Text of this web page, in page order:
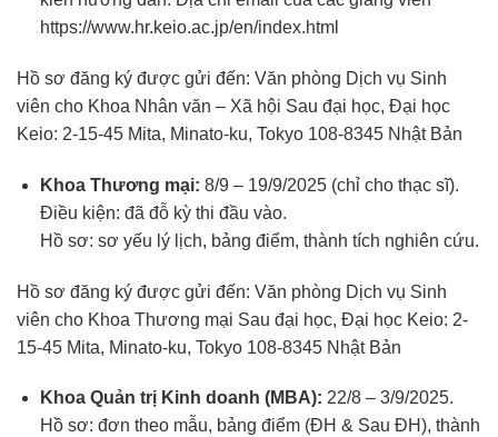
https://www.hr.keio.ac.jp/en/index.html
Hồ sơ đăng ký được gửi đến: Văn phòng Dịch vụ Sinh
viên cho Khoa Nhân văn – Xã hội Sau đại học, Đại học
Keio: 2-15-45 Mita, Minato-ku, Tokyo 108-8345 Nhật Bản
Khoa Thương mại: 8/9 – 19/9/2025 (chỉ cho thạc sĩ).
Điều kiện: đã đỗ kỳ thi đầu vào.
Hồ sơ: sơ yếu lý lịch, bảng điểm, thành tích nghiên cứu.
Hồ sơ đăng ký được gửi đến: Văn phòng Dịch vụ Sinh
viên cho Khoa Thương mại Sau đại học, Đại học Keio: 2-
15-45 Mita, Minato-ku, Tokyo 108-8345 Nhật Bản
Khoa Quản trị Kinh doanh (MBA): 22/8 – 3/9/2025.
Hồ sơ: đơn theo mẫu, bảng điểm (ĐH & Sau ĐH), thành